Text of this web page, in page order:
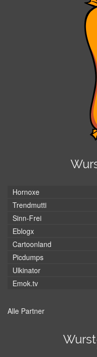
Hornoxe
Trendmutti
Sinn-Frei
Eblogx
Cartoonland
Picdumps
Ulkinator
Emok.tv
Alle Partner